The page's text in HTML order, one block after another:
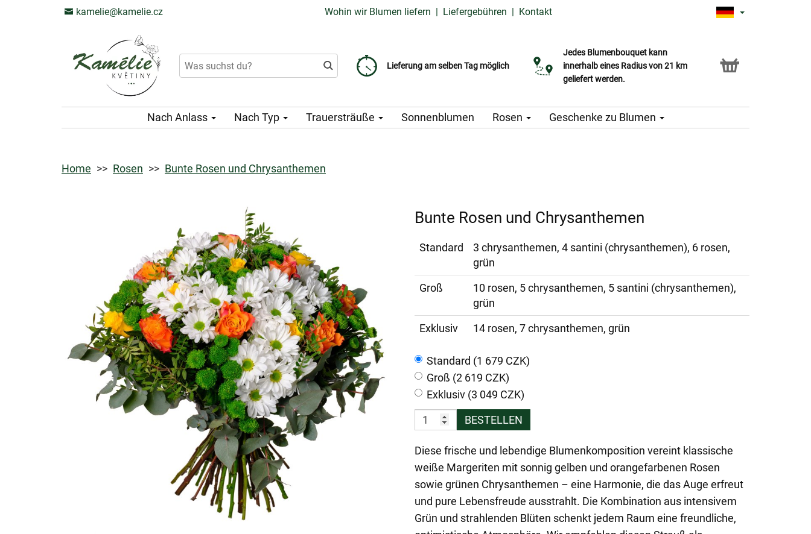
kamelie@kamelie.cz Wohin wir Blumen liefern | Liefergebühren | Kontakt
Lieferung am selben Tag möglich
Liefergebühr ab 99 CZK
Wählen Sie Ihr Lieferdatum
Jedes Blumenbouquet kann
innerhalb eines Radius von 21 km
geliefert werden.
Click & Collect Service
Nach Anlass Nach Typ Trauersträuße Sonnenblumen Rosen Geschenke zu Blumen
Home Rosen Bunte Rosen und Chrysanthemen
Bunte Rosen und Chrysanthemen
Standard
3 chrysanthemen, 4 santini (chrysanthemen), 6 rosen,
grün
Groß
10 rosen, 5 chrysanthemen, 5 santini (chrysanthemen),
grün
Exklusiv
14 rosen, 7 chrysanthemen, grün
Standard (1 679 CZK)
Groß (2 619 CZK)
Exklusiv (3 049 CZK)
BESTELLEN
Diese frische und lebendige Blumenkomposition vereint klassische
weiße Margeriten mit sonnig gelben und orangefarbenen Rosen
sowie grünen Chrysanthemen – eine Harmonie, die das Auge erfreut
und pure Lebensfreude ausstrahlt. Die Kombination aus intensivem
Grün und strahlenden Blüten schenkt jedem Raum eine freundliche,